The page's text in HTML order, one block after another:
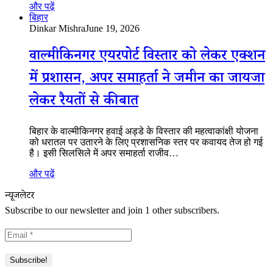
और पढ़ें
बिहार
Dinkar MishraJune 19, 2026
वाल्मीकिनगर एयरपोर्ट विस्तार को लेकर एक्शन
में प्रशासन, अपर समाहर्ता ने जमीन का जायजा
लेकर रैयतों से की बात
बिहार के वाल्मीकिनगर हवाई अड्डे के विस्तार की महत्वाकांक्षी योजना
को धरातल पर उतारने के लिए प्रशासनिक स्तर पर कवायद तेज हो गई
है। इसी सिलसिले में अपर समाहर्ता राजीव…
और पढ़ें
न्यूजलेटर
Subscribe to our newsletter and join 1 other subscribers.